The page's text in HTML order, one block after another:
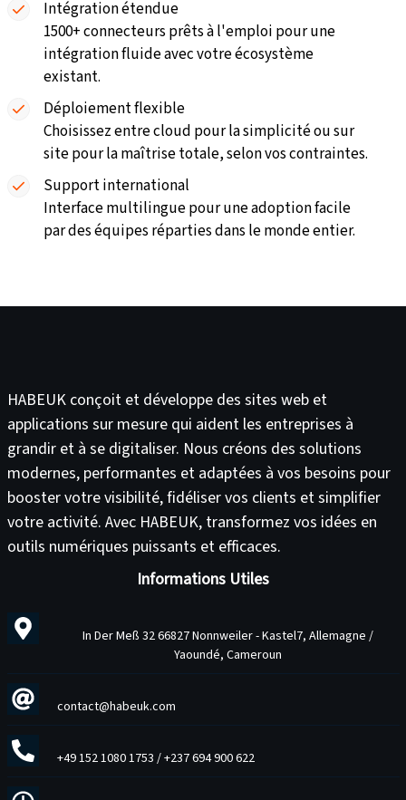
Intégration étendue
1500+ connecteurs prêts à l'emploi pour une
intégration fluide avec votre écosystème
existant.
Déploiement flexible
Choisissez entrecloud pour la simplicité ousur
sitepour la maîtrise totale, selon vos contraintes.
Support international
Interface multilingue pour une adoption facile
par des équipes réparties dans le monde entier.
HABEUK conçoit et développe des sites webet
applications sur mesurequi aident les entreprises à
grandir et à se digitaliser. Nous créons des solutions
modernes, performantes et adaptées à vos besoins pour
booster votre visibilité,fidéliser vos clients etsimplifier
votre activité. Avec HABEUK, transformez vos idées en
outils numériques puissants et efficaces.
Informations Utiles
In Der Meß 32 66827 Nonnweiler - Kastel7, Allemagne /
Yaoundé, Cameroun
contact@habeuk.com
+49 152 1080 1753 /+237 694 900 622